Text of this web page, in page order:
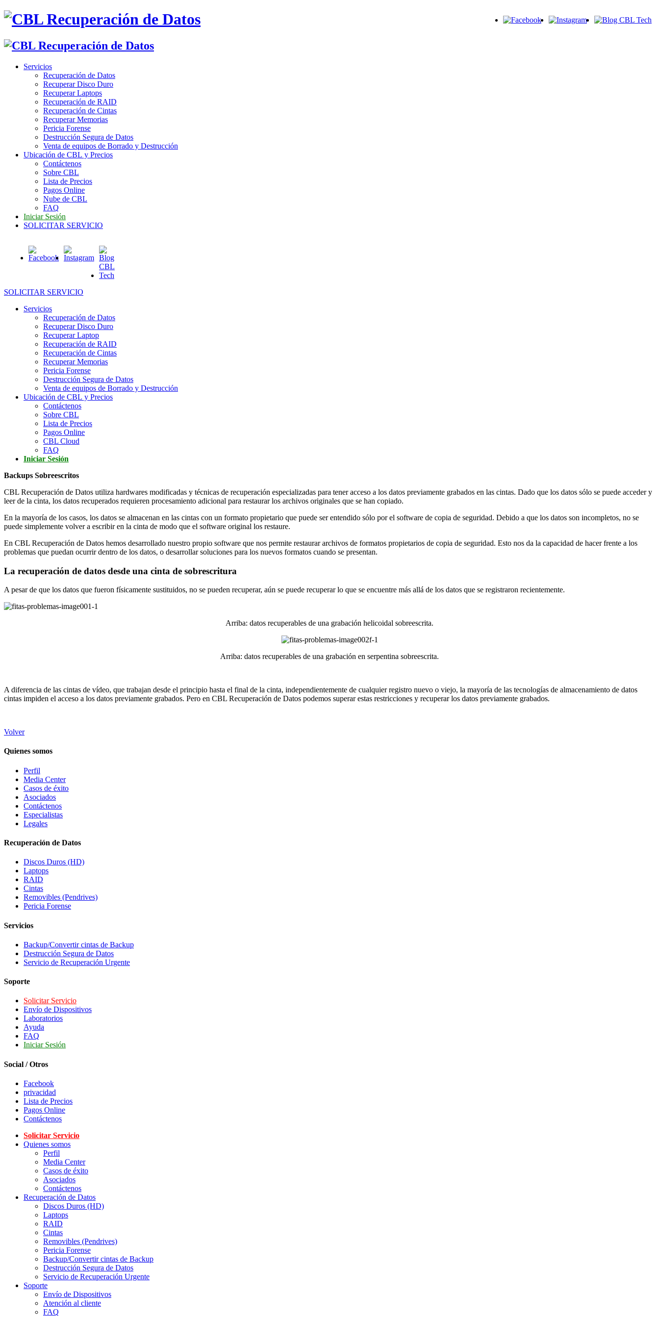
Servicios
Recuperación de Datos
Recuperar Disco Duro
Recuperar Laptops
Recuperación de RAID
Recuperación de Cintas
Recuperar Memorias
Pericia Forense
Destrucción Segura de Datos
Venta de equipos de Borrado y Destrucción
Ubicación de CBL y Precios
Contáctenos
Sobre CBL
Lista de Precios
Pagos Online
Nube de CBL
FAQ
Iniciar Sesión
SOLICITAR SERVICIO
SOLICITAR SERVICIO
Servicios
Recuperación de Datos
Recuperar Disco Duro
Recuperar Laptop
Recuperación de RAID
Recuperación de Cintas
Recuperar Memorias
Pericia Forense
Destrucción Segura de Datos
Venta de equipos de Borrado y Destrucción
Ubicación de CBL y Precios
Contáctenos
Sobre CBL
Lista de Precios
Pagos Online
CBL Cloud
FAQ
Iniciar Sesión
Backups Sobreescritos
CBL Recuperación de Datos utiliza hardwares modificadas y técnicas de recuperación especializadas para tener acceso a los datos previamente grabados en las cintas. Dado que los datos sólo se puede acceder y
leer de la cinta, los datos recuperados requieren procesamiento adicional para restaurar los archivos originales que se han copiado.
En la mayoría de los casos, los datos se almacenan en las cintas con un formato propietario que puede ser entendido sólo por el software de copia de seguridad. Debido a que los datos son incompletos, no se
puede simplemente volver a escribir en la cinta de modo que el software original los restaure.
En CBL Recuperación de Datos hemos desarrollado nuestro propio software que nos permite restaurar archivos de formatos propietarios de copia de seguridad. Esto nos da la capacidad de hacer frente a los
problemas que puedan ocurrir dentro de los datos, o desarrollar soluciones para los nuevos formatos cuando se presentan.
La recuperación de datos desde una cinta de sobrescritura
A pesar de que los datos que fueron físicamente sustituidos, no se pueden recuperar, aún se puede recuperar lo que se encuentre más allá de los datos que se registraron recientemente.
Arriba: datos recuperables de una grabación helicoidal sobreescrita.
Arriba: datos recuperables de una grabación en serpentina sobreescrita.
A diferencia de las cintas de vídeo, que trabajan desde el principio hasta el final de la cinta, independientemente de cualquier registro nuevo o viejo, la mayoría de las tecnologías de almacenamiento de datos
cintas impiden el acceso a los datos previamente grabados. Pero en CBL Recuperación de Datos podemos superar estas restricciones y recuperar los datos previamente grabados.
Volver
Quienes somos
Perfil
Media Center
Casos de éxito
Asociados
Contáctenos
Especialistas
Legales
Recuperación de Datos
Discos Duros (HD)
Laptops
RAID
Cintas
Removibles (Pendrives)
Pericia Forense
Servicios
Backup/Convertir cintas de Backup
Destrucción Segura de Datos
Servicio de Recuperación Urgente
Soporte
Solicitar Servicio
Envío de Dispositivos
Laboratorios
Ayuda
FAQ
Iniciar Sesión
Social / Otros
Facebook
privacidad
Lista de Precios
Pagos Online
Contáctenos
Solicitar Servicio
Quienes somos
Perfil
Media Center
Casos de éxito
Asociados
Contáctenos
Recuperación de Datos
Discos Duros (HD)
Laptops
RAID
Cintas
Removibles (Pendrives)
Pericia Forense
Backup/Convertir cintas de Backup
Destrucción Segura de Datos
Servicio de Recuperación Urgente
Soporte
Envío de Dispositivos
Atención al cliente
FAQ